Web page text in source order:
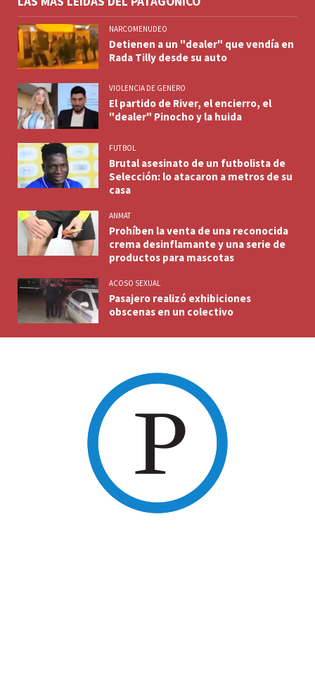
NARCOMENUDEO
Detienen a un "dealer" que vendía en
Rada Tilly desde su auto
VIOLENCIA DE GENERO
El partido de River, el encierro, el
"dealer" Pinocho y la huida
FUTBOL
Brutal asesinato de un futbolista de
Selección: lo atacaron a metros de su
casa
ANMAT
Prohíben la venta de una reconocida
crema desinflamante y una serie de
productos para mascotas
ACOSO SEXUAL
Pasajero realizó exhibiciones
obscenas en un colectivo